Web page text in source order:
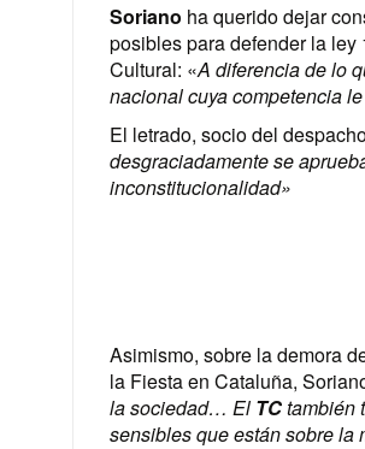
Soriano ha querido dejar
posibles para defender la
Cultural: «A diferencia de lo
nacional cuya competencia
El letrado, socio del
desgraciadamente se
inconstitucionalidad»
Asimismo, sobre la demora
la Fiesta en Cataluña,
la sociedad… El TCtambién
sensibles que están sobre la